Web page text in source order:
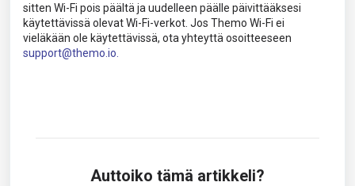
sitten Wi-Fi pois päältä ja uudelleen päälle päivittääksesi
käytettävissä olevat Wi-Fi-verkot. Jos Themo Wi-Fi ei
vieläkään ole käytettävissä, ota yhteyttä osoitteeseen
support@themo.io.
Auttoiko tämä artikkeli?